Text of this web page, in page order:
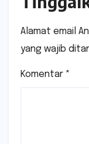
Alamat email
yang wajib
Komentar *